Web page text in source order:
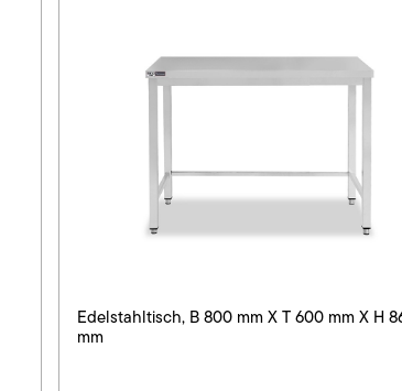
Edelstahltisch, B 800 mm X T 600 mm X H
mm